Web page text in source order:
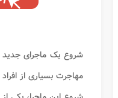
شروع یک ماجرای
مهاجرت بسیاری از